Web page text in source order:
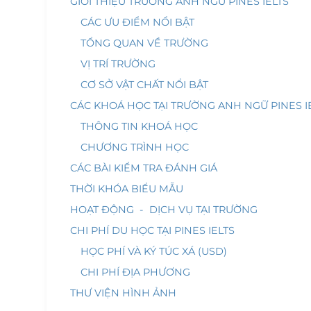
CÁC ƯU ĐIỂM NỔI BẬT
TỔNG QUAN VỀ TRƯỜNG
VỊ TRÍ TRƯỜNG
CƠ SỞ VẬT CHẤT NỔI BẬT
CÁC KHOÁ HỌC TẠI TRƯỜNG ANH NGỮ PINES
THÔNG TIN KHOÁ HỌC
CHƯƠNG TRÌNH HỌC
CÁC BÀI KIỂM TRA ĐÁNH GIÁ
THỜI KHÓA BIỂU MẪU
HOẠT ĐỘNG - DỊCH VỤ TẠI TRƯỜNG
CHI PHÍ DU HỌC TẠI PINES IELTS
HỌC PHÍ VÀ KÝ TÚC XÁ (USD)
CHI PHÍ ĐỊA PHƯƠNG
THƯ VIỆN HÌNH ẢNH